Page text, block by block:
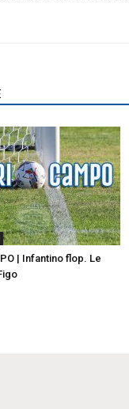
| Infantino flop. Le